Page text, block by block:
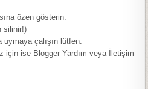
özen gösterin.
silinir!)
uymaya çalışın lütfen.
için ise Blogger Yardım veya İletişim